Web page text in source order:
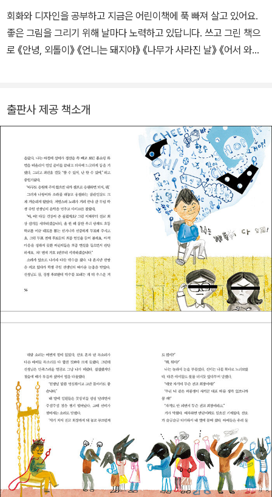
여전하고 오히려 비아냥이 더 늘어가는 듯하다. 이제 내가 우리 학교
최고 권력을 가진 학생인데, 왜 아직도 나를 비웃는 거야? 친구들과
열린 마음으로 소통하는 법을 잊은 듯 갈수록 어긋난 방법으로 아이
과연 전교 회장 금동기는 어떻게 될까?
회화와 디자인을 공부하고 지금은 어린이책에 푹 빠져 살고 있어요.
좋은 그림을 그리기 위해 날마다 노력하고 있답니다. 쓰고 그린 책으
로 《안녕, 외톨이》 《언니는 돼지야》 《나무가 사라진 날》 《어서 와요,
출판사 제공 책소개